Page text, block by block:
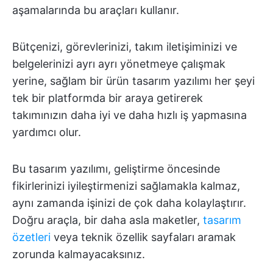
aşamalarında bu araçları kullanır.
Bütçenizi, görevlerinizi, takım iletişiminizi ve
belgelerinizi ayrı ayrı yönetmeye çalışmak
yerine, sağlam bir ürün tasarım yazılımı her şeyi
tek bir platformda bir araya getirerek
takımınızın daha iyi ve daha hızlı iş yapmasına
yardımcı olur.
Bu tasarım yazılımı, geliştirme öncesinde
fikirlerinizi iyileştirmenizi sağlamakla kalmaz,
aynı zamanda işinizi de çok daha kolaylaştırır.
Doğru araçla, bir daha asla maketler, tasarım
özetleri veya teknik özellik sayfaları aramak
zorunda kalmayacaksınız.